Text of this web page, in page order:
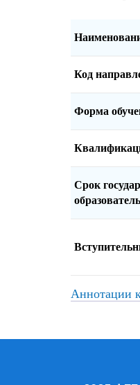
Код
Форма
Срок
Аннотации